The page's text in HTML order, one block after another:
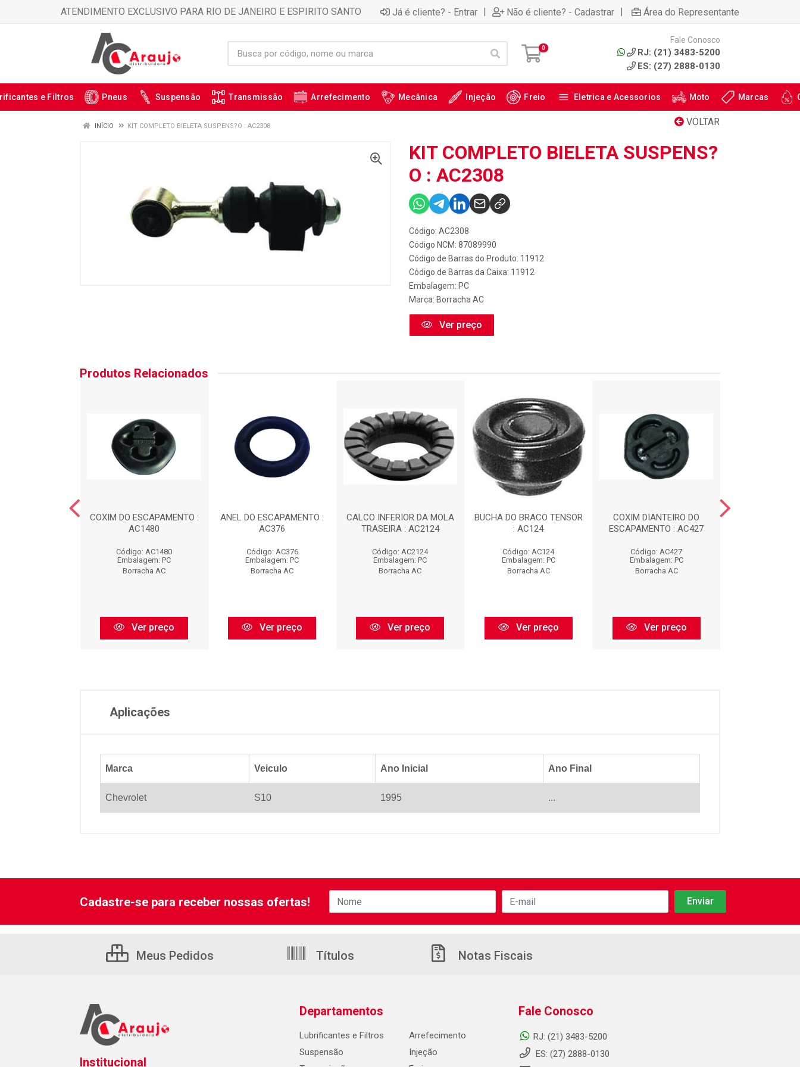
ATENDIMENTO EXCLUSIVO PARA RIO DE JANEIRO E ESPIRITO SANTO Já é cliente? - Entrar | Não é cliente? - Cadastrar | Área do Representante
0
Fale Conosco
RJ: (21) 3483-5200
ES: (27) 2888-0130
e Filtros Pneus Suspensão Transmissão Arrefecimento Mecânica Injeção Freio Eletrica e Acessorios Moto Marcas
VOLTAR
INÍCIO KIT COMPLETO BIELETA SUSPENS?O : AC2308
KIT COMPLETO BIELETA SUSPENS?
O : AC2308
Código: AC2308
Código NCM: 87089990
Código de Barras do Produto: 11912
Código de Barras da Caixa: 11912
Embalagem: PC
Marca: Borracha AC
Ver preço
Produtos Relacionados
COXIM DO ESCAPAMENTO :
AC1480
Código: AC1480
Embalagem: PC
Borracha AC
Ver preço
ANEL DO ESCAPAMENTO :
AC376
Código: AC376
Embalagem: PC
Borracha AC
Ver preço
CALCO INFERIOR DA MOLA
TRASEIRA : AC2124
Código: AC2124
Embalagem: PC
Borracha AC
Ver preço
BUCHA DO BRACO TENSOR
: AC124
Código: AC124
Embalagem: PC
Borracha AC
Ver preço
COXIM DIANTEIRO DO
ESCAPAMENTO : AC427
Código: AC427
Embalagem: PC
Borracha AC
Ver preço
Aplicações
Marca Veiculo Ano Inicial Ano Final
Chevrolet S10 1995 ...
Cadastre-se para receber nossas ofertas!
Meus Pedidos Títulos Notas Fiscais
Institucional
Departamentos
Lubrificantes e Filtros
Suspensão
Arrefecimento
Injeção
Fale Conosco
RJ: (21) 3483-5200
ES: (27) 2888-0130